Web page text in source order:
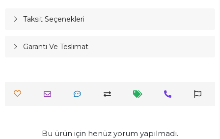
Taksit Seçenekleri
Garanti Ve Teslimat
Bu ürün için henüz yorum yapılmadı.